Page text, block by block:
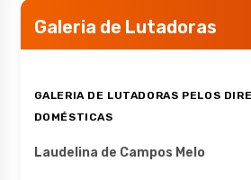
Galeria de Lutadoras
GALERIA DE LUTADORAS PELOS
DOMÉSTICAS
Laudelina de Campos Melo